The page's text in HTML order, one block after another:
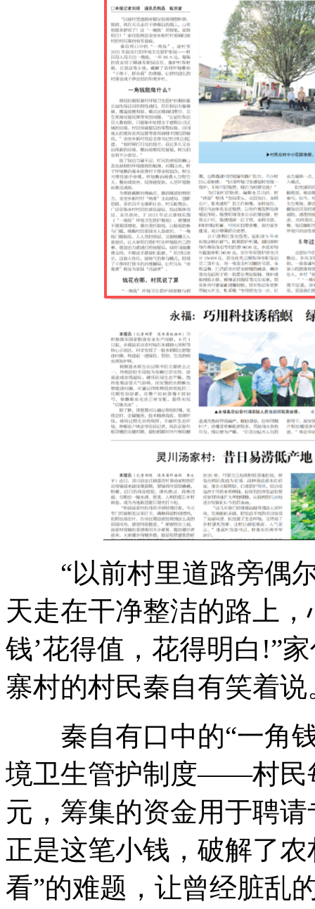
“以前村里道路旁偶尔
天走在干净整洁的路上
钱’花得值，花得明白!”
寨村的村民秦自有笑着说
秦自有口中的“一角钱
境卫生管护制度——村民
元，筹集的资金用于聘
正是这笔小钱，破解了
看”的难题，让曾经脏乱